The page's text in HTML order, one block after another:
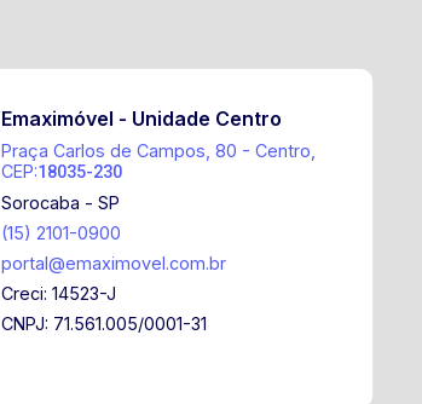
Emaximóvel - Unidade Centro
Praça Carlos de Campos, 80 - Centro,
CEP:18035-230
Sorocaba - SP
(15) 2101-0900
portal@emaximovel.com.br
Creci: 14523-J
CNPJ: 71.561.005/0001-31